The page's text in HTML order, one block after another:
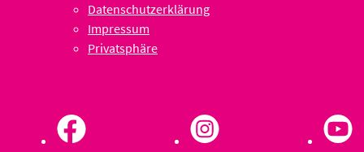
Datenschutzerklärung
Impressum
Privatsphäre